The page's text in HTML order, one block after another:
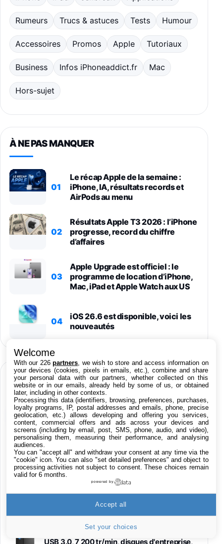
Rumeurs Trucs & astuces Tests Humour
Accessoires Promos Apple Tutoriaux
Business Infos iPhoneaddict.fr Mac
Hors-sujet
À NE PAS MANQUER
01
Le récap Apple de la semaine :
iPhone, IA, résultats records et
AirPods au menu
02
Résultats Apple T3 2026 : l’iPhone
progresse, record du chiffre
d’affaires
03
Apple Upgrade est officiel : le
programme de location d’iPhone,
Mac, iPad et Apple Watch aux US
04
iOS 26.6 est disponible, voici les
nouveautés
BONS PLANS LIVE 24H/24
Produits High-Tech
Applications
Films iTunes
Jeu Red Dead Redemption 2 sur Xbox One
LaCie d2 Professional 4 To, disque dur
externe portable et de bureau HDD – USB-C
USB 3.0, 7 200 tr/min, disques d'entreprise,
Welcome
With our 226partners , we wish to store and access information on
your devices (cookies, pixels in emails, etc.), combine and share
your personal data with our partners, whether collected on this
website or in our emails, already held by some of us, or obtained
later, including in other contexts.
Processing this data (identifiers, browsing, preferences, purchases,
loyalty programs, IP, postal addresses and emails, phone, precise
geolocation, etc.) allows developing and offering you services,
content, commercial offers and ads across your devices and
screens (including by email, post, SMS, phone, audio, and video),
personalising them, measuring their performance, and analysing
audiences.
You can "accept all" and withdraw your consent at any time via the
"cookie" icon. You can also "set detailed preferences" and object to
processing activities not subject to consent. These choices remain
valid for 6 months.
powered by
Set your choices
Accept all